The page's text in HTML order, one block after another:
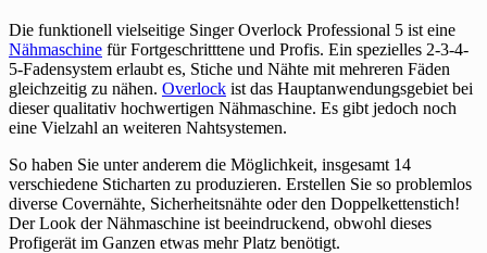
Die funktionell vielseitige Singer Overlock Professional 5 ist eine
Nähmaschine für Fortgeschritttene und Profis. Ein spezielles 2-3-4-
5-Fadensystem erlaubt es, Stiche und Nähte mit mehreren Fäden
gleichzeitig zu nähen. Overlock ist das Hauptanwendungsgebiet bei
dieser qualitativ hochwertigen Nähmaschine. Es gibt jedoch noch
eine Vielzahl an weiteren Nahtsystemen.
So haben Sie unter anderem die Möglichkeit, insgesamt 14
verschiedene Sticharten zu produzieren. Erstellen Sie so problemlos
diverse Covernähte, Sicherheitsnähte oder den Doppelkettenstich!
Der Look der Nähmaschine ist beeindruckend, obwohl dieses
Profigerät im Ganzen etwas mehr Platz benötigt.